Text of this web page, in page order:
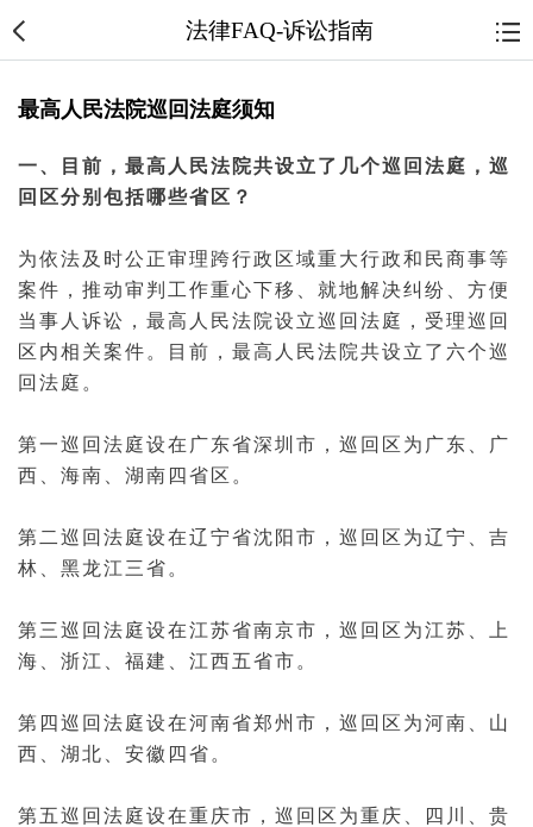
法律FAQ-诉讼指南
最高人民法院巡回法庭须知
一、目前，最高人民法院共设立了几个巡回法庭 ，巡
回区分别包括哪些省区？
为依法及时公正审理跨行政区域重大行政和民商事等
案件 ，推动审判 工作重心下移、就地解决纠纷、方便
当事人诉讼 ，最高人民法院设立巡回法庭 ，受理巡回
区内相关案件。目前，最高人民法院共设立了六个巡
回法庭。
第一巡回法庭设在广东省深圳市，巡回区为广东、广
西、海南、湖南四省区。
第二巡回法庭设在辽宁省沈阳市，巡回区为辽宁、吉
林、黑龙江三省。
第三巡回法庭设在江苏省南京市，巡回区为江苏、上
海、浙江、福建、江西五省市。
第四巡回法庭设在河南省郑州市，巡回区为河南、山
西、湖北、安徽四省。
第五巡回法庭设在重庆市，巡回区为重庆、四川、贵